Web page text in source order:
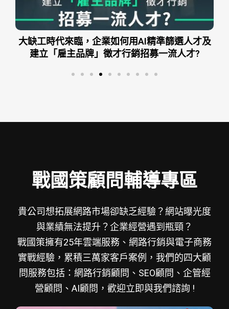
AI企業時代：用AI加速企業績效、精準控制成本
戰國策顧問輔導專區
貴公司想拓展網路市場卻缺乏經驗？網站曝光度
與業績無法提升？企業經營遇到瓶頸？
戰國策擁有25年雲端服務、網路行銷與電子商務
實戰經驗，累積三萬家客戶案例，我們的四大顧
問服務包括：網路行銷顧問、SEO顧問、企管經
營顧問、AI顧問，歡迎立即與我們諮詢 !